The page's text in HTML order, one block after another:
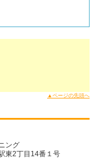
▲ページの先頭へ
ング
東2丁目14番１号